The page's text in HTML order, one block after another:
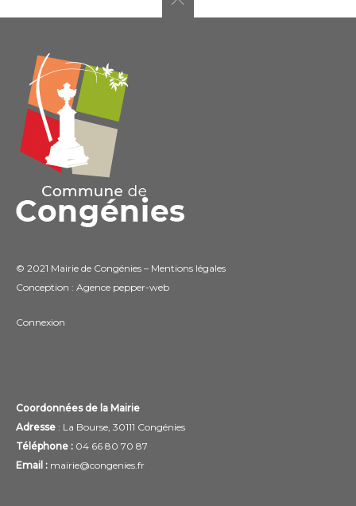
© 2021 Mairie de Congénies – Mentions légales
Conception : Agence pepper-web
Connexion
Coordonnées de la Mairie
Adresse : La Bourse, 30111 Congénies
Téléphone : 04 66 80 70 87
Email : mairie@congenies.fr